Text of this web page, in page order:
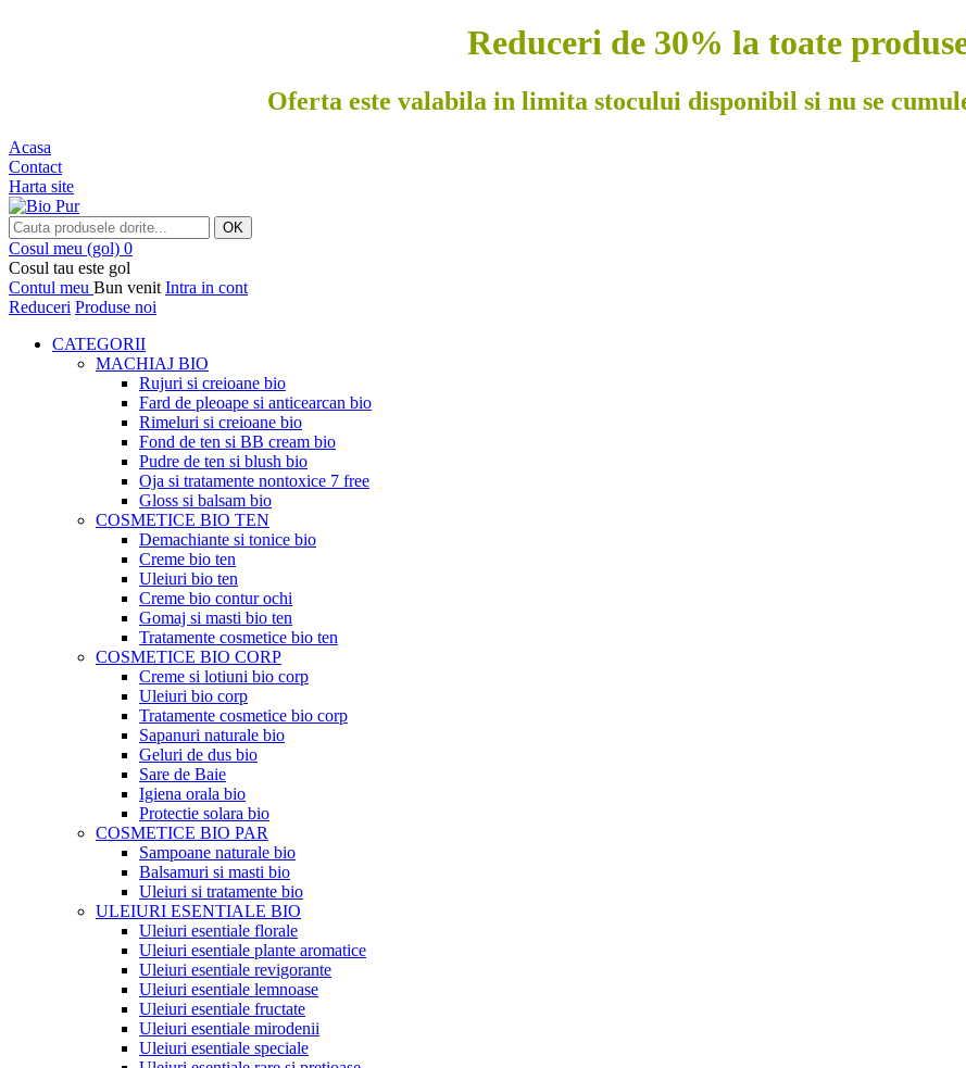
Reduceri de 30% la toate
Oferta este valabila in limita stocului disponibil si nu se
Acasa
Contact
Harta site
OK
Cosul meu (gol) 0
Cosul tau este gol
Contul meu Bun venit Intra in cont
Reduceri Produse noi
CATEGORII
MACHIAJ BIO
Rujuri si creioane bio
Fard de pleoape si anticearcan bio
Rimeluri si creioane bio
Fond de ten si BB cream bio
Pudre de ten si blush bio
Oja si tratamente nontoxice 7 free
Gloss si balsam bio
COSMETICE BIO TEN
Demachiante si tonice bio
Creme bio ten
Uleiuri bio ten
Creme bio contur ochi
Gomaj si masti bio ten
Tratamente cosmetice bio ten
COSMETICE BIO CORP
Creme si lotiuni bio corp
Uleiuri bio corp
Tratamente cosmetice bio corp
Sapanuri naturale bio
Geluri de dus bio
Sare de Baie
Igiena orala bio
Protectie solara bio
COSMETICE BIO PAR
Sampoane naturale bio
Balsamuri si masti bio
Uleiuri si tratamente bio
ULEIURI ESENTIALE BIO
Uleiuri esentiale florale
Uleiuri esentiale plante aromatice
Uleiuri esentiale revigorante
Uleiuri esentiale lemnoase
Uleiuri esentiale fructate
Uleiuri esentiale mirodenii
Uleiuri esentiale speciale